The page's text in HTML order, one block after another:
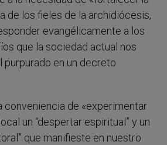
de los fieles de la archidiócesis,
evangélicamente a los
que la sociedad actual nos
purpurado en un decreto
conveniencia de «experimentar
un “despertar espiritual” y un
que manifieste en nuestro